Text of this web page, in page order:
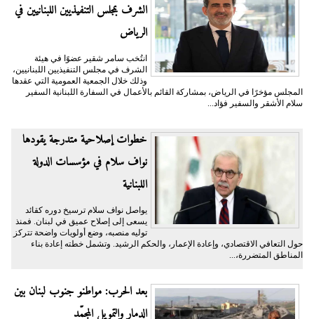
الشرف بمجلس التنفيذيين اللبنانيين في
الرياض
انتُخب سامر شقير عضوًا في هيئة
الشرف في مجلس التنفيذيين اللبنانيين،
وذلك خلال الجمعية العمومية التي عقدها
المجلس مؤخرًا في الرياض، بمشاركة القائم بالأعمال في السفارة اللبنانية السفير
سلام الأشقر والسفير فؤاد...
خطوات إصلاحية متدرجة يقودها
نواف سلام في مؤسسات الدولة
اللبنانية
يواصل نواف سلام ترسيخ دوره كقائد
يسعى إلى إصلاح عميق في لبنان. فمنذ
توليه منصبه، وضع أولويات واضحة تتركز
حول التعافي الاقتصادي، وإعادة الإعمار، والحكم الرشيد. وتشمل خطته إعادة بناء
المناطق المتضررة،...
بعد الحرب: مواطنو جنوب لبنان بين
الدمار والتمويل المجمّد